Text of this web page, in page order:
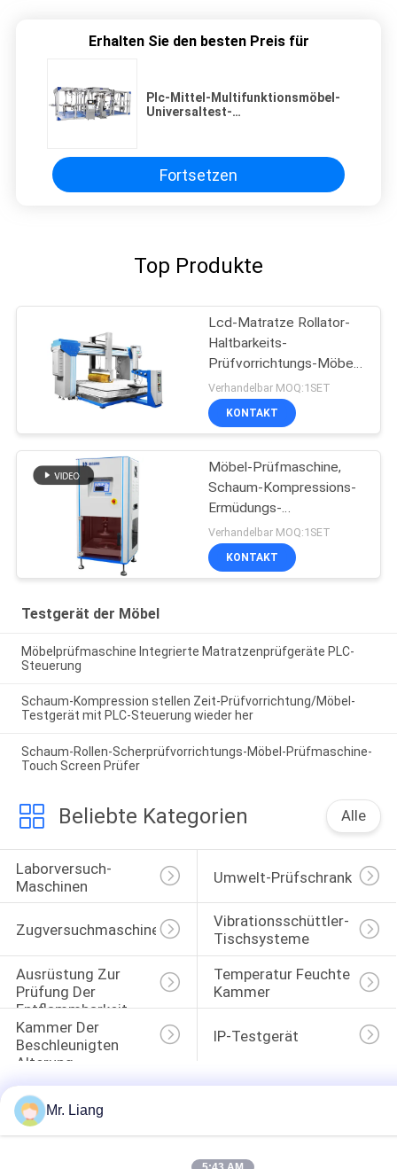
Erhalten Sie den besten Preis für
Plc-Mittel-Multifunktionsmöbel-
Universaltest-
Fortsetzen
Top Produkte
Lcd-Matratze Rollator-
Haltbarkeits-
Prüfvorrichtungs-Möbel-
Prüfmaschine
Verhandelbar MOQ:1SET
KONTAKT
Möbel-Prüfmaschine,
Schaum-Kompressions-
Ermüdungs-
Prüfvorrichtung
Verhandelbar MOQ:1SET
KONTAKT
Testgerät der Möbel
Möbelprüfmaschine Integrierte Matratzenprüfgeräte PLC-
Steuerung
Schaum-Kompression stellen Zeit-Prüfvorrichtung/Möbel-
Testgerät mit PLC-Steuerung wieder her
Schaum-Rollen-Scherprüfvorrichtungs-Möbel-Prüfmaschine-
Touch Screen Prüfer
Beliebte Kategorien Alle
Laborversuch-
Maschinen
Umwelt-Prüfschrank
Zugversuchmaschine
Vibrationsschüttler-
Tischsysteme
Ausrüstung Zur
Prüfung Der
Entflammbarkeit
Temperatur Feuchte
Kammer
Kammer Der
Beschleunigten
Alterung
IP-Testgerät
Mr. Liang